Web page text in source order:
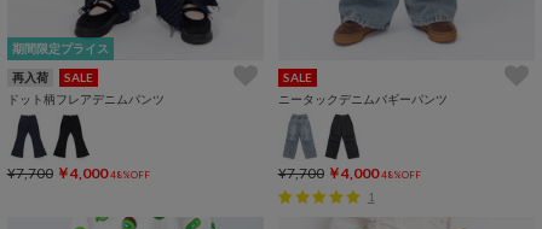
期間限定プライス
再入荷
SALE
ドット柄フレアデニムパンツ
¥7,700 ￥4,000 48%OFF
SALE
ニータックデニムバギーパンツ
¥7,700 ￥4,000 48%OFF
1